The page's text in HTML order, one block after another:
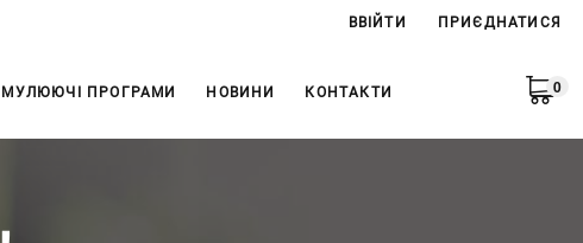
ВВІЙТИ ПРИЄДНАТИСЯ
ПРОГРАМИ НОВИНИ КОНТАКТИ 0